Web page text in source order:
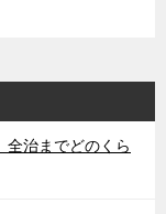
治までどのくら